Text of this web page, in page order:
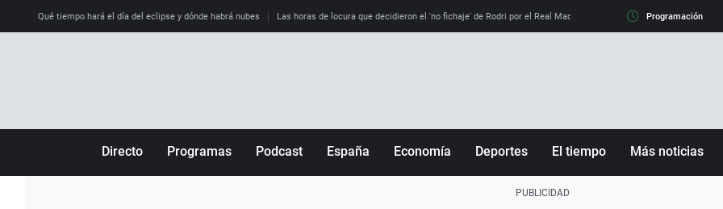
Qué tiempo hará el día del eclipse y dónde habrá nubes Las horas de locura que decidieron el 'no fichaje' de Rodri por el Real Madrid y su 'sí' al Barça La llamada
Programación
Directo Programas Podcast España Economía Deportes El tiempo Más noticias